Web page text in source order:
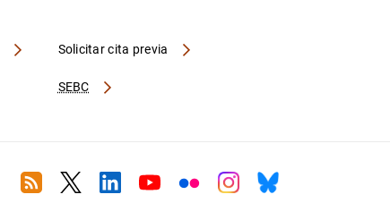
SEBC
Solicitar cita previa
RSS TwitterLinkedin
YoutubeFlickrInstagram
Bluesky